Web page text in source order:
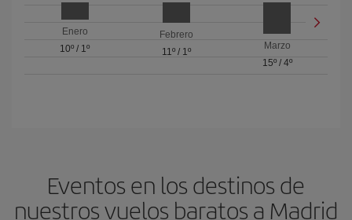
Enero
10º / 1º
Febrero
11º/ 1º
Marzo
15º/ 4º
Eventos en los destinos de
nuestros vuelos baratos a Madrid